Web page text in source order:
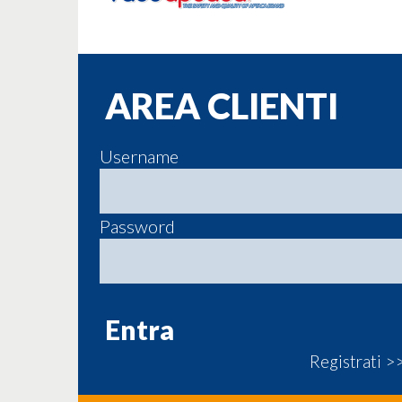
AREA CLIENTI
Username
Password
Registrati